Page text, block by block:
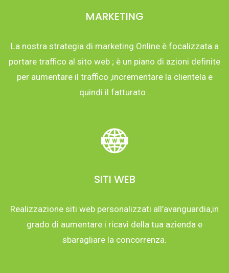
MARKETING
La nostra strategia di marketing Online è focalizzata a
portare traffico al sito web ; è un piano di azioni definite
per aumentare il traffico ,incrementare la clientela e
quindi il fatturato .
SITI WEB
Realizzazione siti web personalizzati all’avanguardia,in
grado di aumentare i ricavi della tua azienda e
sbaragliare la concorrenza.